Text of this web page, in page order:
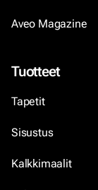
Aveo Magazine
Tuotteet
Tapetit
Sisustus
Kalkkimaalit